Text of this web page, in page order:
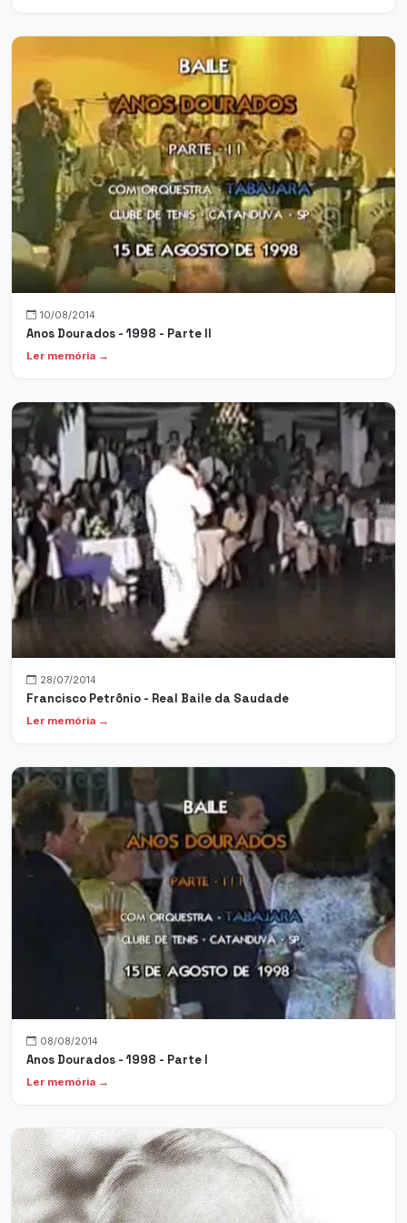
10/08/2014
Anos Dourados - 1998 - Parte II
Ler memória →
28/07/2014
Francisco Petrônio - Real Baile da Saudade
Ler memória →
08/08/2014
Anos Dourados - 1998 - Parte I
Ler memória →